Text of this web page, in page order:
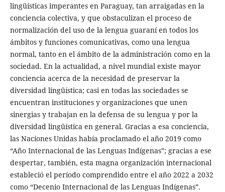
lingüísticas imperantes en Paraguay, tan arraigadas en la
conciencia colectiva, y que obstaculizan el proceso de
normalización del uso de la lengua guaraní en todos los
ámbitos y funciones comunicativas, como una lengua
normal, tanto en el ámbito de la administración como en la
sociedad. En la actualidad, a nivel mundial existe mayor
conciencia acerca de la necesidad de preservar la
diversidad lingüística; casi en todas las sociedades se
encuentran instituciones y organizaciones que unen
sinergias y trabajan en la defensa de su lengua y por la
diversidad lingüística en general. Gracias a esa conciencia,
las Naciones Unidas había proclamado el año 2019 como
“Año Internacional de las Lenguas Indígenas”; gracias a ese
despertar, también, esta magna organización internacional
estableció el período comprendido entre el año 2022 a 2032
como “Decenio Internacional de las Lenguas Indígenas”.